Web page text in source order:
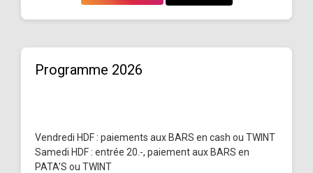
Programme 2026
Vendredi HDF : paiements aux BARS en cash ou TWINT
Samedi HDF : entrée 20.-, paiement aux BARS en
PATA'S ou TWINT